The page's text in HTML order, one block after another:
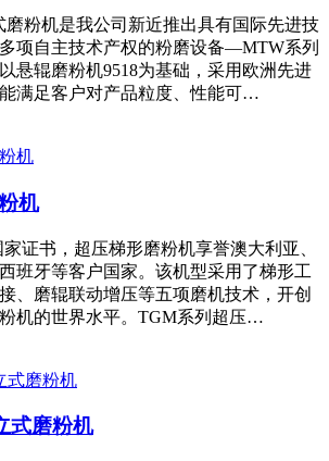
磨粉机是我公司新近推出具有国际先进技
项自主技术产权的粉磨设备—MTW系列
悬辊磨粉机9518为基础，采用欧洲先进
满足客户对产品粒度、性能可…
机
证书，超压梯形磨粉机享誉澳大利亚、
班牙等客户国家。该机型采用了梯形工
、磨辊联动增压等五项磨机技术，开创
机的世界水平。TGM系列超压…
式磨粉机